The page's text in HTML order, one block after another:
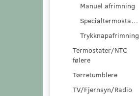
Manuel afrimning
Specialtermostater
Trykknapafrimning
Termostater/NTC
følere
Tørretumblere
TV/Fjernsyn/Radio